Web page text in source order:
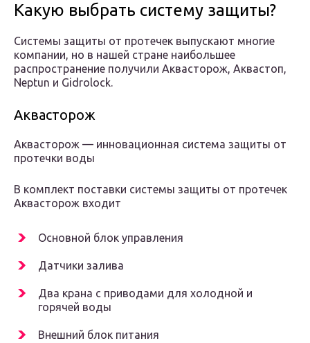
Какую выбрать систему защиты?
Системы защиты от протечек выпускают многие
компании, но в нашей стране наибольшее
распространение получили Аквасторож, Аквастоп,
Neptun и Gidrolock.
Аквасторож
Аквасторож — инновационная система защиты от
протечки воды
В комплект поставки системы защиты от протечек
Аквасторож входит
Основной блок управления
Датчики залива
Два крана с приводами для холодной и
горячей воды
Внешний блок питания